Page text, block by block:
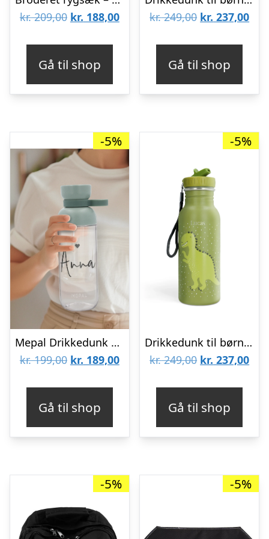
kr.209,00 Den
var:
kr. 209,00.
kr. 188,00Den
kr. 188,00.
Gå til shop
kr.249,00 Den
var:
kr. 249,00.
kr. 237,00Den
kr.
Gå til shop
-5%
Mepal Drikkedunk – Grøn – 700 ml
kr.199,00 Den
var:
kr. 199,00.
kr. 189,00Den
kr. 189,00.
Gå til shop
-5%
Drikkedunk til børn – Trixie – Hr. Dino
kr.249,00 Den
var:
kr. 249,00.
kr. 237,00Den
kr.
Gå til shop
-5% -5%